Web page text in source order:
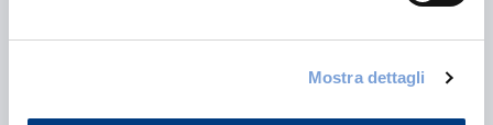
Mostra dettagli